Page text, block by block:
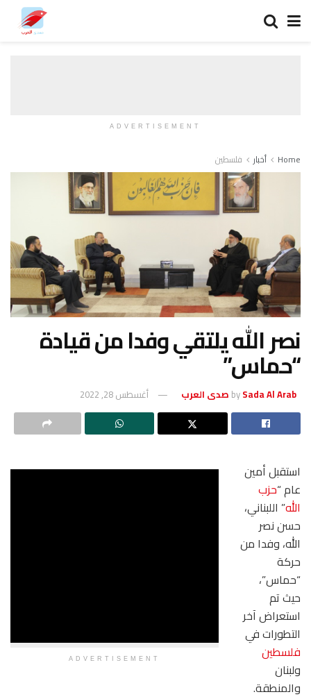
ADVERTISEMENT
Home أخبار فلسطين
نصر الله يلتقي وفدا من قيادة
“حماس”
bySada Al Arab صدى العرب أغسطس 28, 2022
ADVERTISEMENT
استقبل أمين
عام “حزب
الله” اللبناني،
حسن نصر
الله، وفدا من
حركة
“حماس”،
حيث تم
استعراض آخر
التطورات في
فلسطين
ولبنان
والمنطقة.